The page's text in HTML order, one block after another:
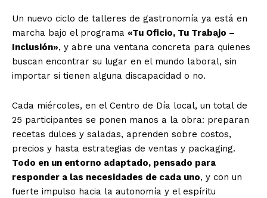
Un nuevo ciclo de talleres de gastronomía ya está en
marcha bajo el programa «Tu Oficio, Tu Trabajo –
Inclusión», y abre una ventana concreta para quienes
buscan encontrar su lugar en el mundo laboral, sin
importar si tienen alguna discapacidad o no.
Cada miércoles, en el Centro de Día local, un total de
25 participantes se ponen manos a la obra: preparan
recetas dulces y saladas, aprenden sobre costos,
precios y hasta estrategias de ventas y packaging.
Todo en un entorno adaptado, pensado para
responder a las necesidades de cada uno, y con un
fuerte impulso hacia la autonomía y el espíritu